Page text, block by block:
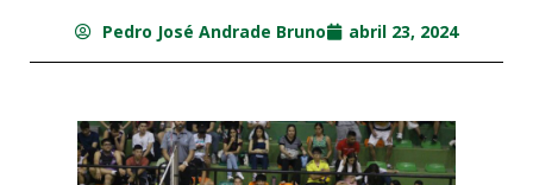
Pedro José Andrade Bruno abril 23, 2024